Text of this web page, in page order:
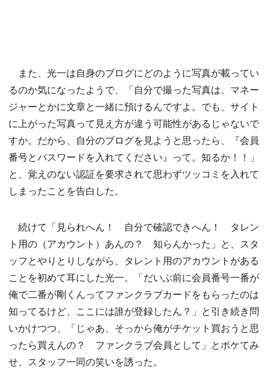
また、光一は自身のブログにどのように写真が載ってい
るのか気になったようで、「自分で撮った写真は、マネー
ジャーとかに文章と一緒に預けるんですよ。でも、サイト
に上がった写真って見え方が違う可能性があるじゃないで
すか。だから、自分のブログを見ようと思ったら、『会員
番号とパスワードを入れてください』って。知るか！！」
と、覚えのない認証を要求されて思わずツッコミを入れて
しまったことを告白した。
続けて「見られへん！ 自分で確認できへん！ タレン
ト用の（アカウント）あんの？ 知らんかった」と、スタ
ッフとやりとりしながら、タレント用のアカウントがある
ことを初めて耳にした光一。「だいぶ前に会員番号一番が
俺で二番が剛くんってファンクラブカードをもらったのは
知ってるけど、ここには誰が登録したん？」と引き続き問
いかけつつ、「じゃあ、そっから俺がチケット買おうと思
ったら買えんの？ ファンクラブ会員として」とボケてみ
せ、スタッフ一同の笑いを誘った。